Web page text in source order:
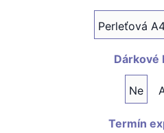
Fotokalendáře
Tisk fotografií od 2,90 Kč
Perleťová
Dárkové
Ne
Termín